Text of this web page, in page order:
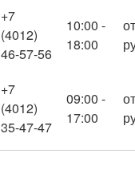
+7
(4012)
46-57-56
10:00 -
18:00
+7
(4012)
35-47-47
09:00 -
17:00